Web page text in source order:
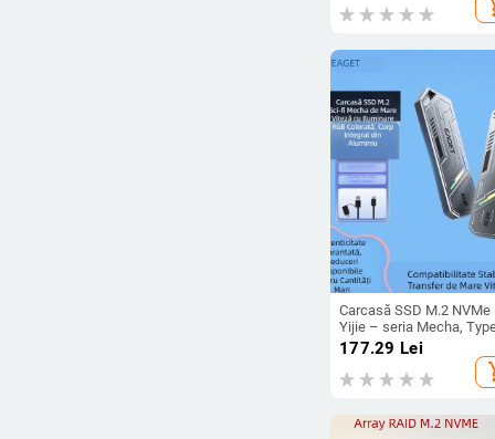
Carcasă SSD M.2 NVMe
Yijie – seria Mecha,
3.2, SSD extern portabil
177.29 Lei